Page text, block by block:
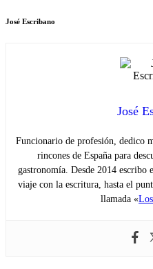
José Escribano
José
Funcionario de profesión, dedico
rincones de España para
gastronomía. Desde 2014 escribo
viaje con la escritura, hasta el
llamada «